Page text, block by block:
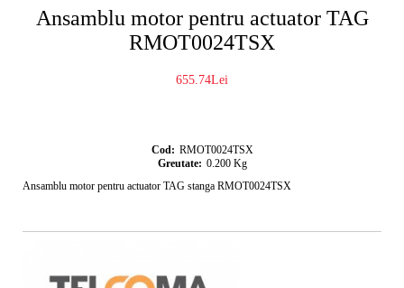
Ansamblu motor pentru actuator TAG
RMOT0024TSX
655.74Lei
Cod: RMOT0024TSX
Greutate: 0.200 Kg
Ansamblu motor pentru actuator TAG stanga RMOT0024TSX